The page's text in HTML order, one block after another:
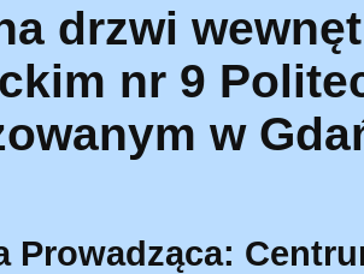
drzwi
nr 9
w
Prowadząca: